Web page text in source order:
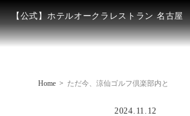
【公式】ホテルオークラレストラン 名古屋
Home ただ今、涼仙ゴルフ倶楽部内と
2024.11.12